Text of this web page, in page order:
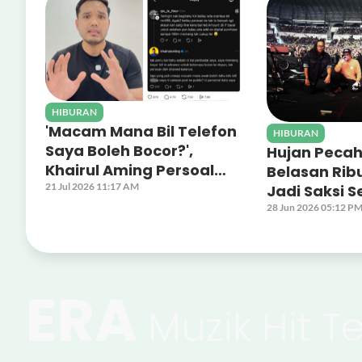
HIBURAN
'Macam Mana Bil Telefon
Saya Boleh Bocor?',
Khairul Aming Persoal
Dakwaan Maklumat
21 Jul 2026 11:17 AM
HIBURAN
Hujan
Belasan
Jadi Saksi
Tahun
28 Jun 2026 05:12 PM